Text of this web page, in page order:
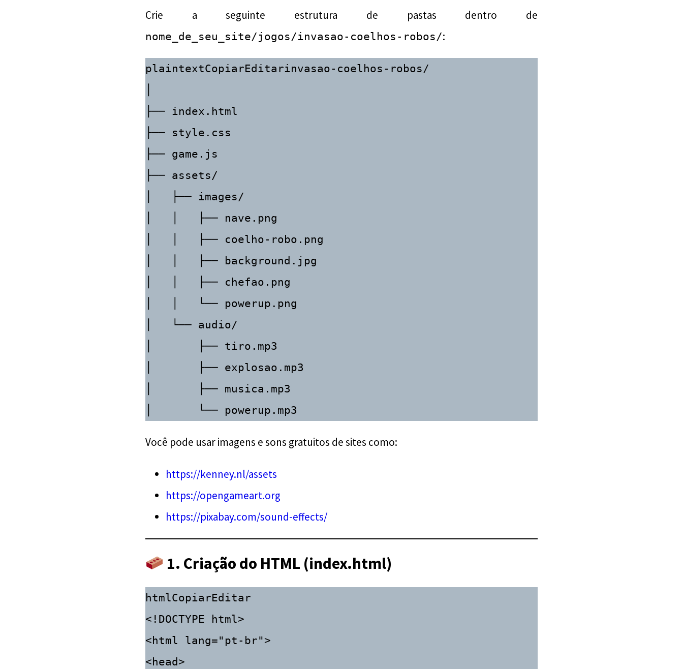
Crie a seguinte estrutura de pastas dentro de
nome_de_seu_site/jogos/invasao-coelhos-robos/:
plaintextCopiarEditarinvasao-coelhos-robos/
├── index.html
├── style.css
├── game.js
├── assets/
│   ├── images/
│   │   ├── nave.png
│   │   ├── coelho-robo.png
│   │   ├── background.jpg
│   │   ├── chefao.png
│   │   └── powerup.png
│   └── audio/
│       ├── tiro.mp3
│       ├── explosao.mp3
│       ├── musica.mp3
Você pode usar imagens e sons gratuitos de sites como:
https://kenney.nl/assets
https://opengameart.org
https://pixabay.com/sound-effects/
1. Criação do HTML (index.html)
htmlCopiarEditar
<!DOCTYPE html>
<html lang="pt-br">
<head>